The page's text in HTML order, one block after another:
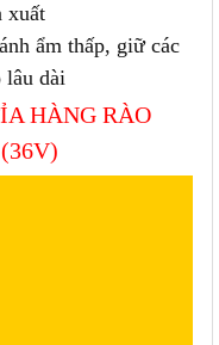
xuất
ẩm thấp, giữ các
lâu dài
HÀNG RÀO